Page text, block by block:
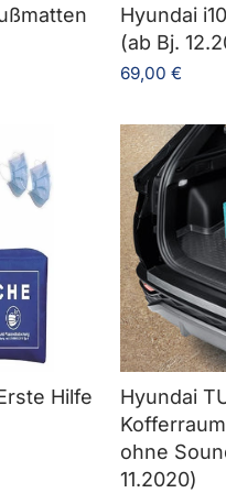
Hyundai
(ab Bj.
69,00 €
Hilfe
Hyundai
ohne
11.2020)